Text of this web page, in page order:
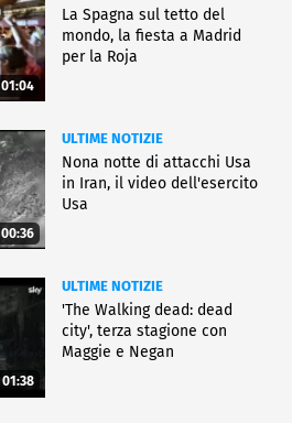
01:04
La Spagna sul tetto del
mondo, la fiesta a Madrid
per la Roja
00:36
ULTIME NOTIZIE
Nona notte di attacchi Usa
in Iran, il video dell'esercito
Usa
01:38
ULTIME NOTIZIE
'The Walking dead: dead
city', terza stagione con
Maggie e Negan